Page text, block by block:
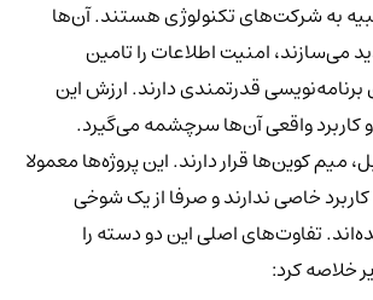
به شرکت‌های تکنولوژی هستند. آن‌ها
امنیت اطلاعات را تامین
قدرتمندی دارند. ارزش این
و کاربرد واقعی آن‌ها سرچشمه می‌گیرد.
میم کوین‌ها قرار دارند. این پروژه‌ها معمولا
خاصی ندارند و صرفا از یک شوخی
تفاوت‌های اصلی این دو دسته را
خلاصه کرد: